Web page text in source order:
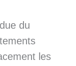
du
les